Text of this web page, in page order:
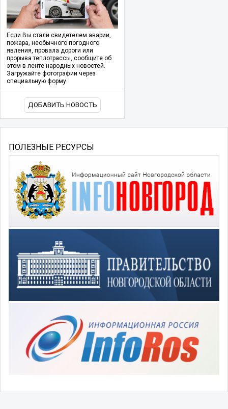
Если Вы стали свидетелем аварии,
пожара, необычного погодного
явления, провала дороги или
прорыва теплотрассы, сообщите об
этом в ленте народных новостей.
Загружайте фотографии через
специальную форму.
ДОБАВИТЬ НОВОСТЬ
ПОЛЕЗНЫЕ РЕСУРСЫ